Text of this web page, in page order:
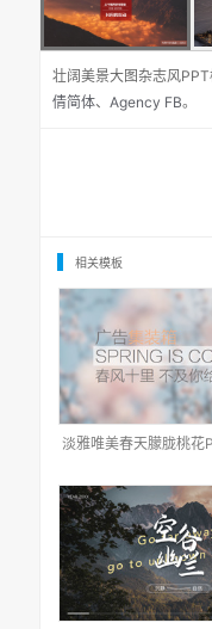
壮阔美景大图杂志风
倩简体、 Agency FB。
相关模板
淡雅唯美春天朦胧桃花